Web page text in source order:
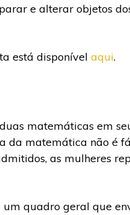
e alterar objetos
está disponível aqui.
matemáticas em
da matemática não é
as mulheres
um quadro geral que